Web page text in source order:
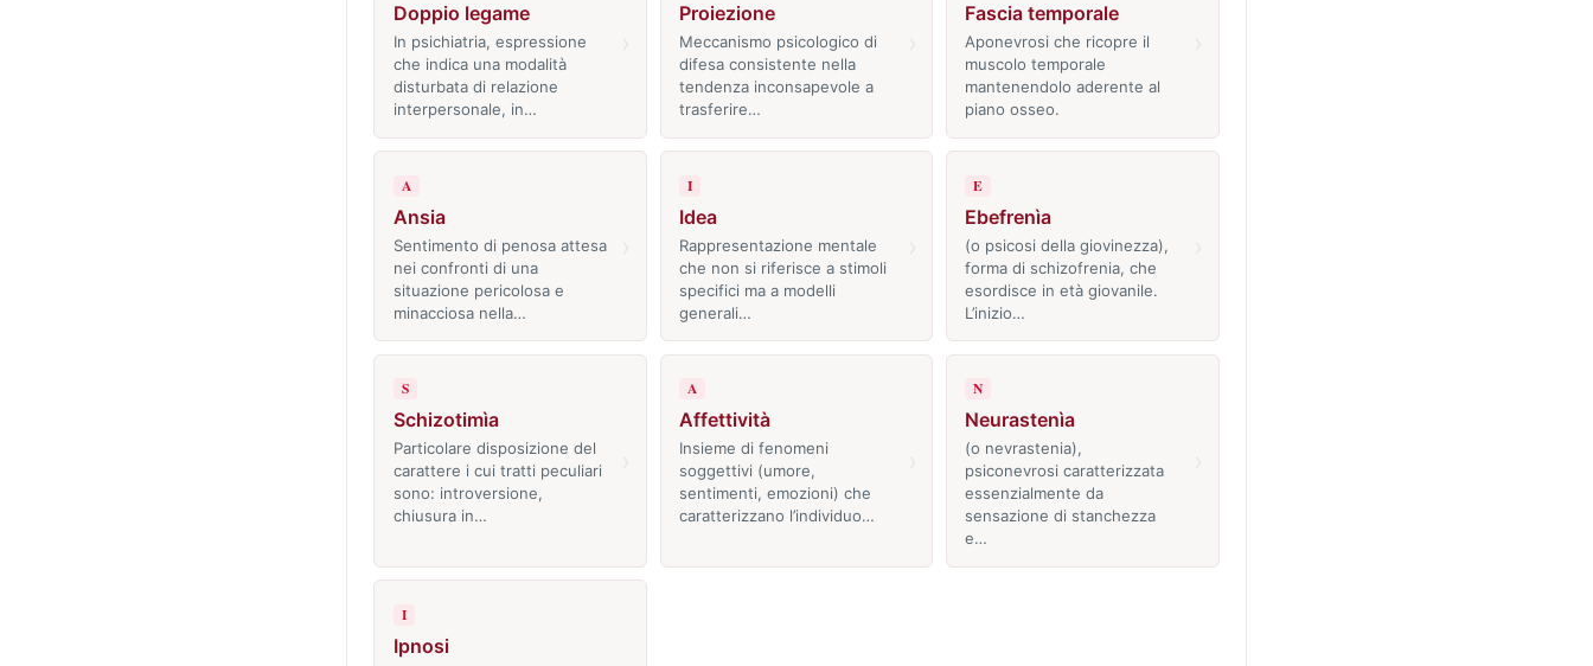
Doppio legame
In psichiatria, espressione
che indica una modalità
disturbata di relazione
interpersonale, in…
Proiezione
Meccanismo psicologico di
difesa consistente nella
tendenza inconsapevole a
trasferire…
Fascia temporale
Aponevrosi che ricopre il
muscolo temporale
mantenendolo aderente al
piano osseo.
A
Ansia
Sentimento di penosa attesa
nei confronti di una
situazione pericolosa e
minacciosa nella…
I
Idea
Rappresentazione mentale
che non si riferisce a stimoli
specifici ma a modelli
generali…
E
Ebefrenìa
(o psicosi della giovinezza),
forma di schizofrenia, che
esordisce in età giovanile.
L’inizio…
S
Schizotimìa
Particolare disposizione del
carattere i cui tratti peculiari
sono: introversione,
chiusura in…
A
Affettività
Insieme di fenomeni
soggettivi (umore,
sentimenti, emozioni) che
caratterizzano l’individuo…
N
Neurastenìa
(o nevrastenia),
psiconevrosi caratterizzata
essenzialmente da
sensazione di stanchezza
e…
I
Ipnosi